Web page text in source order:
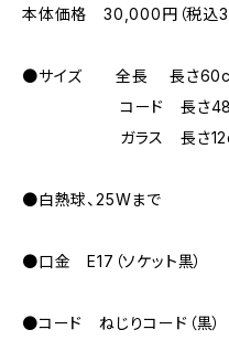
本体価格 30,000円（税込
●サイズ 全長 長さ
コード 長さ
ガラス 長さ
●白熱球、25Wまで
●口金 E17（ソケット黒）
●コード ねじりコード（黒）